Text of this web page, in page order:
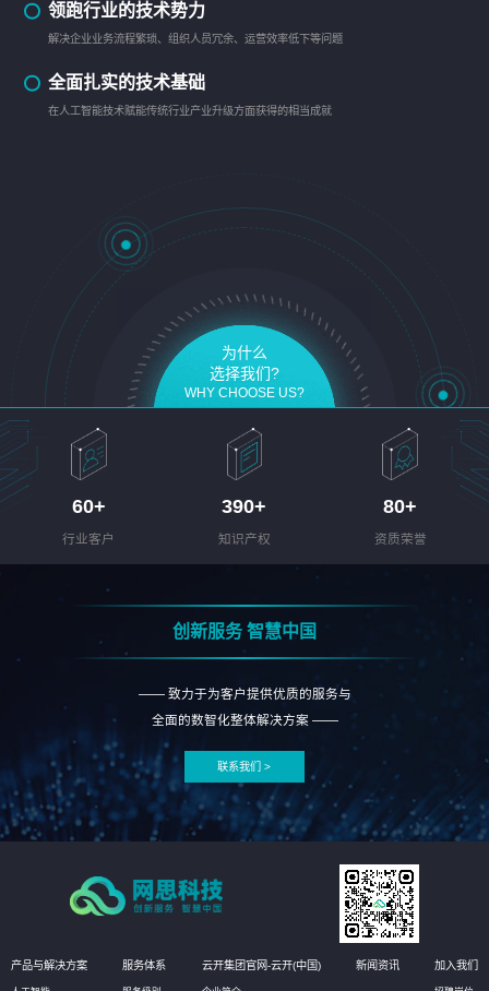
领跑行业的技术势力
解决企业业务流程繁琐、组织人员冗余、运营效率低下等问题
全面扎实的技术基础
在人工智能技术赋能传统行业产业升级方面获得的相当成就
为什么
选择我们?
WHY CHOOSE US?
60+
行业客户
390+
知识产权
80+
资质荣誉
创新服务 智慧中国
—— 致力于为客户提供优质的服务与
全面的数智化整体解决方案 ——
联系我们 >
产品与解决方案 服务体系 云开集团官网-云开(中国) 新闻资讯 加入我们